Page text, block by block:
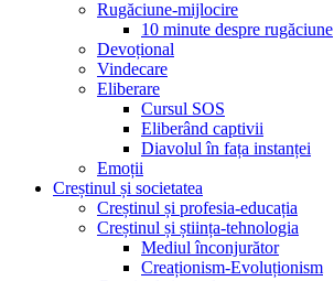
Rugăciune-mijlocire
10 minute despre rugăciune
Devoțional
Vindecare
Eliberare
Cursul SOS
Eliberând captivii
Diavolul în fața instanței
Emoții
Creștinul și societatea
Creștinul și profesia-educația
Creștinul și știința-tehnologia
Mediul înconjurător
Creaționism-Evoluționism